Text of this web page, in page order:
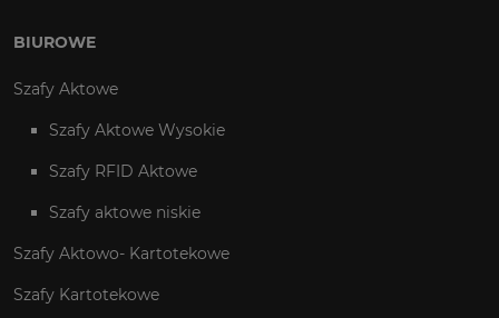
BIUROWE
Szafy Aktowe
Szafy Aktowe Wysokie
Szafy RFID Aktowe
Szafy aktowe niskie
Szafy Aktowo- Kartotekowe
Szafy Kartotekowe